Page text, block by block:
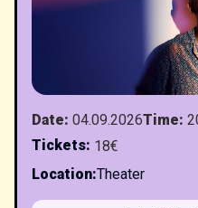
Date: 04.09.2026Time:
Tickets: 18€
Location:Theater